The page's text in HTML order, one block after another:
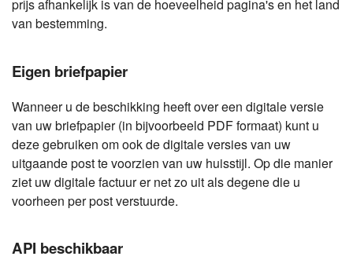
prijs afhankelijk is van de hoeveelheid pagina's en het land
van bestemming.
Eigen briefpapier
Wanneer u de beschikking heeft over een digitale versie
van uw briefpapier (in bijvoorbeeld PDF formaat) kunt u
deze gebruiken om ook de digitale versies van uw
uitgaande post te voorzien van uw huisstijl. Op die manier
ziet uw digitale factuur er net zo uit als degene die u
voorheen per post verstuurde.
API beschikbaar